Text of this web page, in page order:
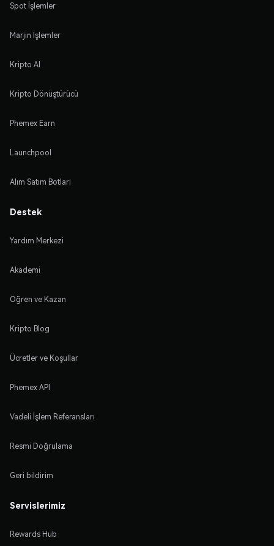
Spot İşlemler
Marjin İşlemler
Kripto Al
Kripto Dönüştürücü
Phemex Earn
Launchpool
Alım Satım Botları
Destek
Yardım Merkezi
Akademi
Öğren ve Kazan
Kripto Blog
Ücretler ve Koşullar
Phemex API
Vadeli İşlem Referansları
Resmi Doğrulama
Geri bildirim
Servislerimiz
Rewards Hub